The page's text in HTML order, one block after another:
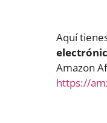
Aquí
Amazon
https://